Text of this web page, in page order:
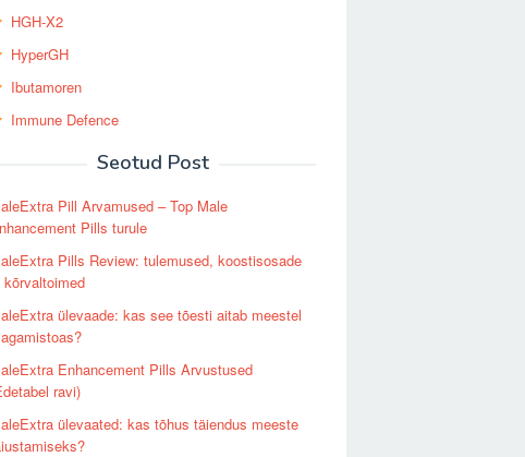
HGH-X2
HyperGH
Ibutamoren
Immune Defence
Seotud Post
Pill Arvamused – Top Male
Pills turule
Pills Review: tulemused, koostisosade
kõrvaltoimed
ülevaade: kas see tõesti aitab meestel
Enhancement Pills Arvustused
ravi)
ülevaated: kas tõhus täiendus meeste